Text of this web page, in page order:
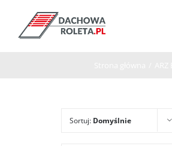
zawartości
Sortuj: Domyślnie